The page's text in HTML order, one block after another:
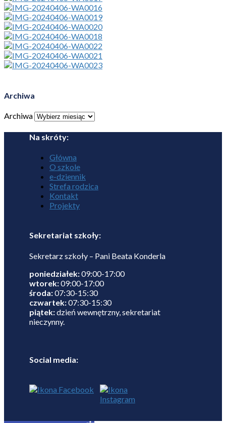
Archiwa
Archiwa
Na skróty:
Główna
O szkole
e-dziennik
Strefa rodzica
Kontakt
Projekty
Sekretariat szkoły:
Sekretarz szkoły – Pani Beata Konderla
poniedziałek:09:00-17:00
wtorek:09:00-17:00
środa:07:30-15:30
czwartek:07:30-15:30
piątek:dzień wewnętrzny, sekretariat
nieczynny.
Social media: